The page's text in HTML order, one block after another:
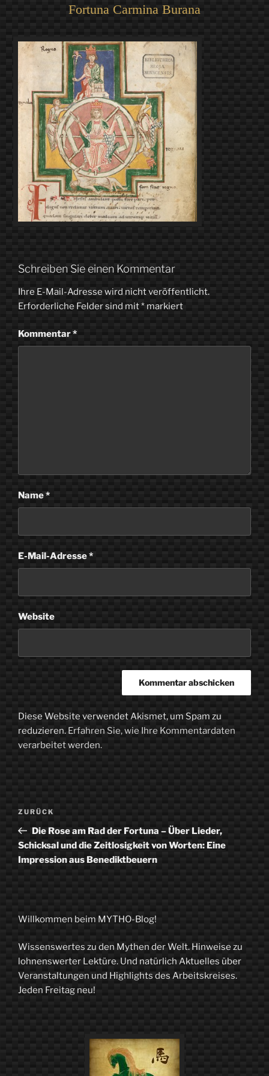
Fortuna Carmina Burana
Schreiben Sie einen Kommentar
Ihre E-Mail-Adresse wird nicht veröffentlicht.
Erforderliche Felder sind mit* markiert
Kommentar*
Name*
E-Mail-Adresse*
Website
Diese Website verwendet Akismet, um Spam zu
reduzieren. Erfahren Sie, wie Ihre Kommentardaten
verarbeitet werden.
Beitragsnavigation
Vorheriger
Beitrag
ZURÜCK
Die Rose am Rad der Fortuna – Über Lieder,
Schicksal und die Zeitlosigkeit von Worten: Eine
Impression aus Benediktbeuern
Willkommen beim MYTHO-Blog!
Wissenswertes zu den Mythen der Welt. Hinweise zu
lohnenswerter Lektüre. Und natürlich Aktuelles über
Veranstaltungen und Highlights des Arbeitskreises.
Jeden Freitag neu!